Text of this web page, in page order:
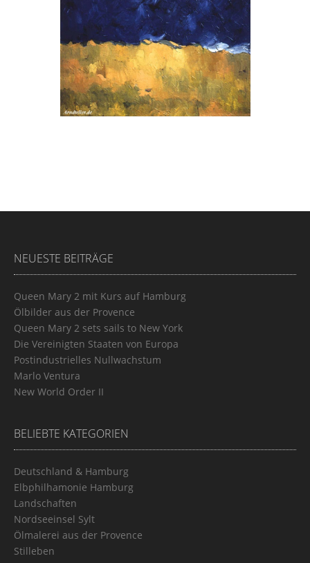
NEUESTE BEITRÄGE
Queen Mary 2 mit Kurs auf Hamburg
Ölbilder aus der Provence
Queen Mary 2 sets sails to New York
Die Vereinigten Staaten von Europa
Postindustrielles Nullwachstum
Marlo Ventura
New World Order II
BELIEBTE KATEGORIEN
Deutschland & Hamburg
Elbphilhamonie Hamburg
Landschaften
Nordseeinsel Sylt
Ölmalerei aus der Provence
Stilleben